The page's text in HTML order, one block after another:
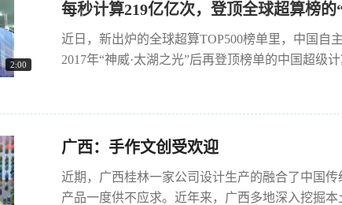
2:00
每秒计算219亿亿次，登顶全球超算榜的
近日，新出炉的全球超算TOP500榜单里，中国自
2017年“神威·太湖之光”后再登顶榜单的中国超级
广西：手作文创受欢迎
近期，广西桂林一家公司设计生产的融合了中国
产品一度供不应求。近年来，广西多地深入挖掘